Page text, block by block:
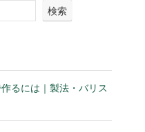
検索
るには｜製法・バリス